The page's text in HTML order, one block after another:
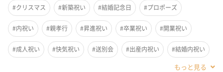
また、「HAA for bath」には、天然由来の微量ミネラルが豊富に
含まれています。このミネラル成分が皮膚の表面にやさしく覆
い、カラダの熱の放散を防ぐ為、入浴後の保温効果も続きます。
やさしい湯ざわりの「HAA for bath」でリラックスした時間をお
#クリスマス #新築祝い #結婚記念日 #プロポーズ
#内祝い #親孝行 #昇進祝い #卒業祝い #開業祝い
#成人祝い #快気祝い #送別会 #出産内祝い #結婚内祝い
#喜寿祝い